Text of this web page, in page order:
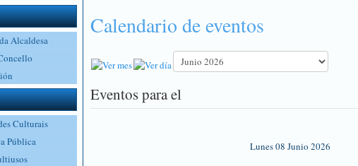
Alcaldesa
Culturais
Pública
Calendario de eventos
Eventos para el
Lunes 08 Junio 2026